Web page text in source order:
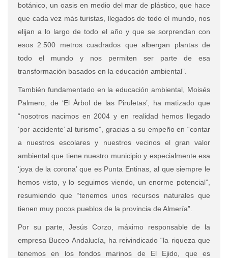
botánico, un oasis en medio del mar de plástico, que hace
que cada vez más turistas, llegados de todo el mundo, nos
elijan a lo largo de todo el año y que se sorprendan con
esos 2.500 metros cuadrados que albergan plantas de
todo el mundo y nos permiten ser parte de esa
transformación basados en la educación ambiental”.
También fundamentado en la educación ambiental, Moisés
Palmero, de ‘El Árbol de las Piruletas’, ha matizado que
“nosotros nacimos en 2004 y en realidad hemos llegado
‘por accidente’ al turismo”, gracias a su empeño en “contar
a nuestros escolares y nuestros vecinos el gran valor
ambiental que tiene nuestro municipio y especialmente esa
‘joya de la corona’ que es Punta Entinas, al que siempre le
hemos visto, y lo seguimos viendo, un enorme potencial”,
resumiendo que “tenemos unos recursos naturales que
tienen muy pocos pueblos de la provincia de Almería”.
Por su parte, Jesús Corzo, máximo responsable de la
empresa Buceo Andalucía, ha reivindicado “la riqueza que
tenemos en los fondos marinos de El Ejido, que es